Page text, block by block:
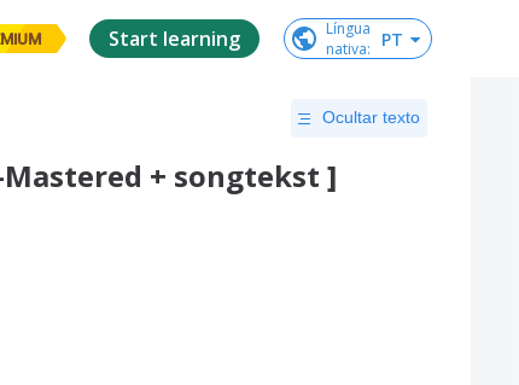
Start learning
Língua
nativa: PT
Ocultar texto
+ songtekst ]